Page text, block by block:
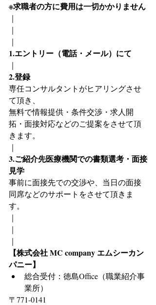
※求職者の方に費用は一切かかりません
｜
｜
｜
1.エントリー（電話・メール）にて
｜
2.登録
専任コンサルタントがヒアリングさせ
て頂き、
無料で情報提供・条件交渉・求人開
拓・面接対応などのご提案をさせて頂
きます。
｜
3.ご紹介先医療機関での書類選考・面接
見学
事前に面接先での交渉や、当日の面接
同席などのサポートをさせて頂きま
す。
｜
｜
｜
【株式会社 MC company エムシーカン
パニー】
総合受付：徳島Office（職業紹介事
業所）
〒771-0141